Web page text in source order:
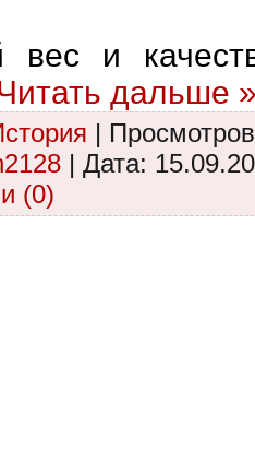
вес и
дальше
|
| Дата:
(0)